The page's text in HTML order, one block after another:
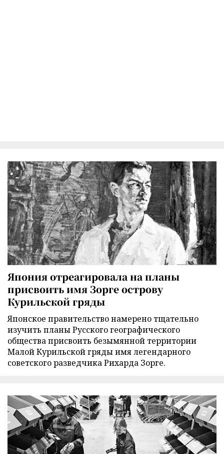
Япония отреагировала на планы
присвоить имя Зорге острову
Курильской гряды
Японское правительство намерено тщательно
изучить планы Русского географического
общества присвоить безымянной территории
Малой Курильской гряды имя легендарного
советского разведчика Рихарда Зорге.